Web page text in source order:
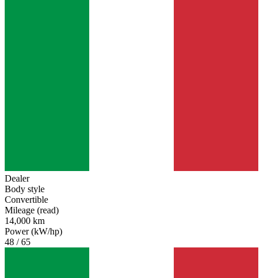
Dealer
Body style
Convertible
Mileage (read)
14,000 km
Power (kW/hp)
48 / 65